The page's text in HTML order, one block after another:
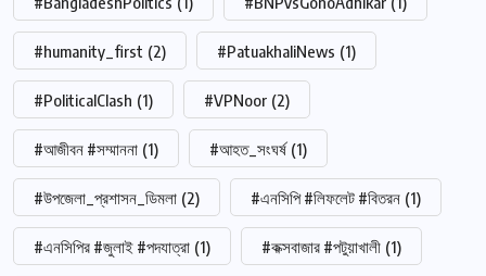
#humanity_first (2) #PatuakhaliNews (1)
#PoliticalClash (1) #VPNoor (2)
#আজীবন #সম্মাননা (1) #আহত_সংঘর্ষ (1)
#উপজেলা_প্রশাসন_ডিমলা (2) #এনসিপি #লিফলেট #বিতরন (1)
#এনসিপির #জুলাই #পদযাত্রা (1) #কক্সবাজার #পটুয়াখালী (1)